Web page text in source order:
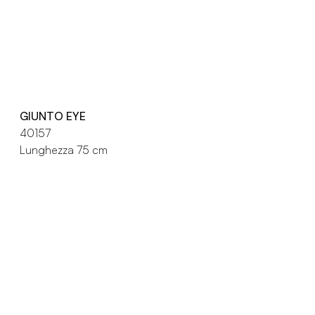
GIUNTO EYE
40157
Lunghezza 75 cm